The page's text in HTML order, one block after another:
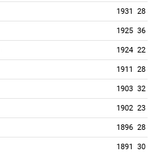
1931 28
1925 36
1924 22
1911 28
1903 32
1902 23
1896 28
1891 30